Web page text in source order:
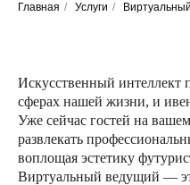
Главная / Услуги /
Искусственный интеллект
сферах нашей жизни, и
Уже сейчас гостей на
развлекать
воплощая эстетику
Виртуальный ведущий —